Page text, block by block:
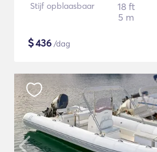
Stijf opblaasbaar
18 ft
5 m
$436 /dag